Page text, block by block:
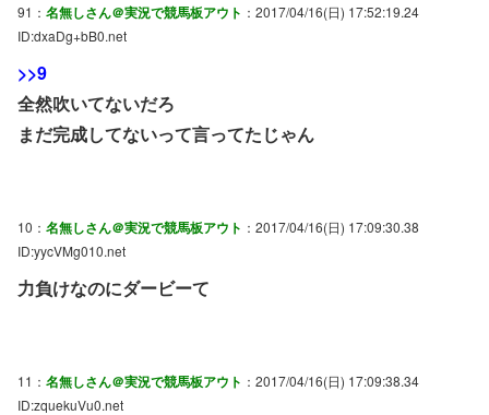
91： 名無しさん＠実況で競馬板アウト ：2017/04/16(日) 17:52:19.24
ID:dxaDg+bB0.net
>>9
全然吹いてないだろ
まだ完成してないって言ってたじゃん
10： 名無しさん＠実況で競馬板アウト ：2017/04/16(日) 17:09:30.38
ID:yycVMg010.net
力負けなのにダービーて
11： 名無しさん＠実況で競馬板アウト ：2017/04/16(日) 17:09:38.34
ID:zquekuVu0.net